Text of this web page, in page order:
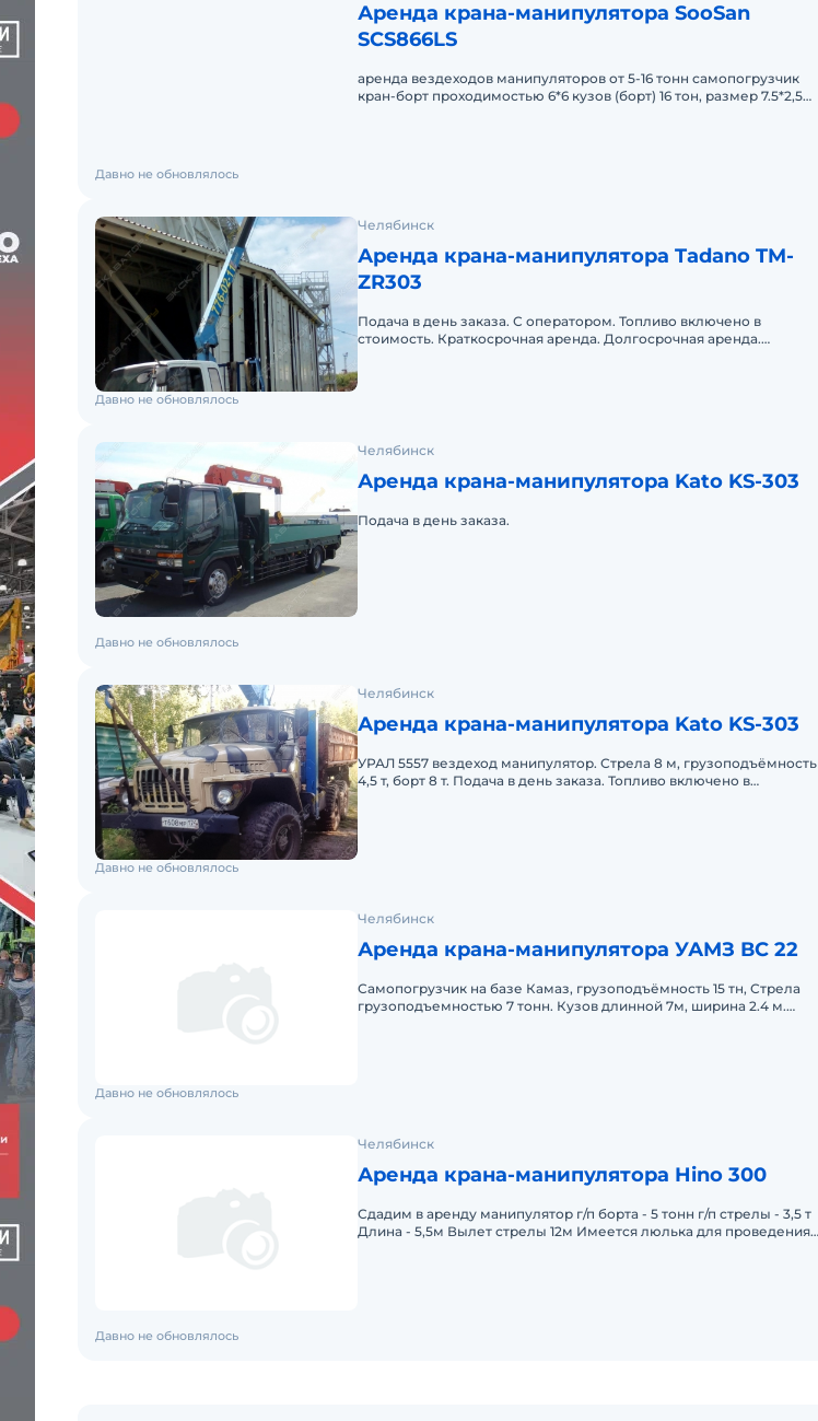
Аренда крана-манипулятора SooSan
SCS866LS
аренда вездеходов манипуляторов от 5-16 тонн самопогрузчик
кран-борт проходимостью 6*6 кузов (борт) 16 тон, размер 7.5*2,5
Давно не обновлялось
Челябинск
Аренда крана-манипулятора Tadano TM-
ZR303
Подача в день заказа. С оператором. Топливо включено в
стоимость. Краткосрочная аренда. Долгосрочная аренда.
Давно не обновлялось
Челябинск
Аренда крана-манипулятора Kato KS-303
Подача в день заказа.
Давно не обновлялось
Челябинск
Аренда крана-манипулятора Kato KS-303
УРАЛ 5557 вездеход манипулятор. Стрела 8 м, грузоподъёмность
4,5 т, борт 8 т. Подача в день заказа. Топливо включено в
Давно не обновлялось
Челябинск
Аренда крана-манипулятора УАМЗ ВС 22
Самопогрузчик на базе Камаз, грузоподъёмность 15 тн, Стрела
грузоподъемностью 7 тонн. Кузов длинной 7м, ширина 2.4 м.
Давно не обновлялось
Челябинск
Аренда крана-манипулятора Hino 300
Сдадим в аренду манипулятор г/п борта - 5 тонн г/п стрелы - 3,5 т
Длина - 5,5м Вылет стрелы 12м Имеется люлька для проведения
Давно не обновлялось